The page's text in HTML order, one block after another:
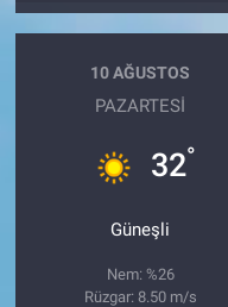
10 AĞUSTOS
PAZARTESI
32°
Güneşli
Nem: %26
Rüzgar: 8.50 m/s